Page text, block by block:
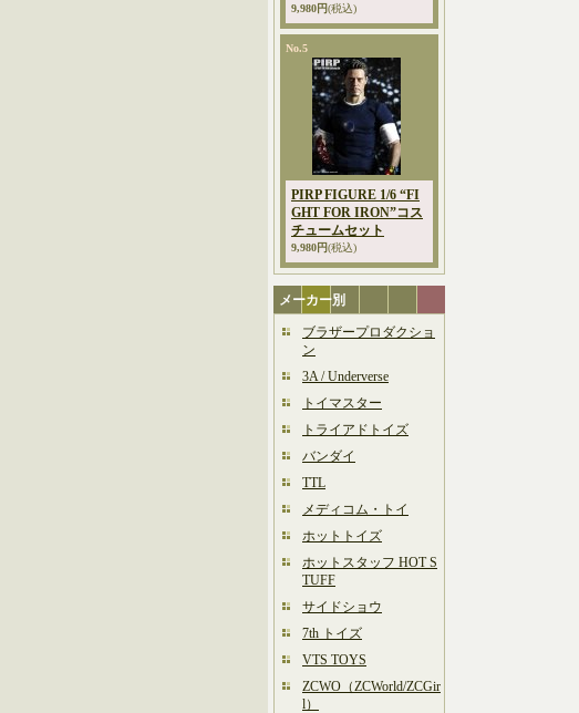
9,980円(税込)
No.5
PIRP FIGURE 1/6 “FI
GHT FOR IRON”コス
チュームセット
9,980円(税込)
メーカー別
ブラザープロダクショ
ン
3A / Underverse
トイマスター
トライアドトイズ
バンダイ
TTL
メディコム・トイ
ホットトイズ
ホットスタッフ HOT S
TUFF
サイドショウ
7th トイズ
VTS TOYS
ZCWO（ZCWorld/ZCGir
l）